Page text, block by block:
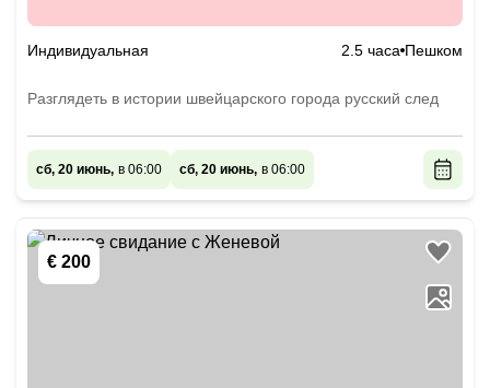
Индивидуальная 2.5 часа Пешком
Разглядеть в истории швейцарского города русский след
сб, 20 июнь, в 06:00 сб, 20 июнь, в 06:00
€ 200